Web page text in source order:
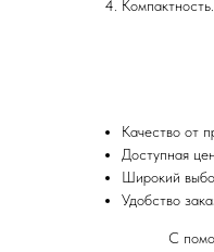
Качество от
Доступная
Широкий
Удобство
С